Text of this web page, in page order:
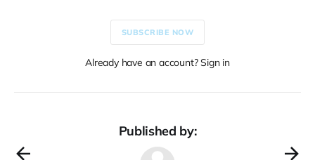
SUBSCRIBE NOW
Already have an account? Sign in
Published by: